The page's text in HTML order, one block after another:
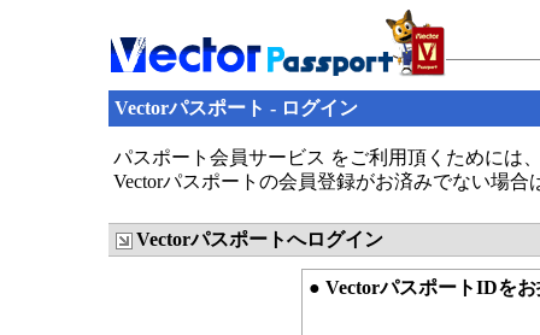
Vectorパスポート - ログイン
パスポート会員サービス をご利用頂くためには
Vectorパスポートの会員登録がお済みでない場
Vectorパスポートへログイン
● VectorパスポートIDを